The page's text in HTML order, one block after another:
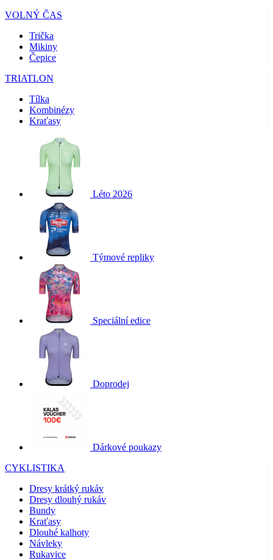
VOLNÝ ČAS
Trička
Mikiny
Čepice
TRIATLON
Tílka
Kombinézy
Kraťasy
Léto 2026
Týmové repliky
Speciální edice
Doprodej
Dárkové poukazy
CYKLISTIKA
Dresy krátký rukáv
Dresy dlouhý rukáv
Bundy
Kraťasy
Dlouhé kalhoty
Návleky
Rukavice